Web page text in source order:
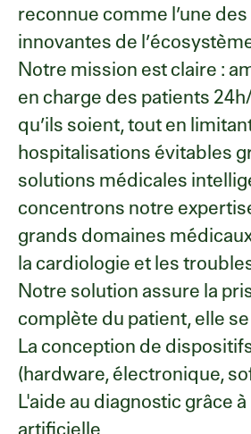
reconnue comme l’une
innovantes de
Notre mission est claire :
en charge des patients
qu’ils soient, tout en
hospitalisations évitables
solutions médicales
concentrons notre
grands domaines
la cardiologie et les
Notre solution assure la
complète du patient, elle
La conception de
(hardware, électronique,
L'aide au diagnostic grâce
artificielle